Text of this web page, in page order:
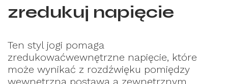
zredukuj napięcie
Ten styl jogi pomaga
zredukowaćwewnętrzne napięcie, które
może wynikać z rozdźwięku pomiędzy
wewnętrzną postawą a zewnętrznym